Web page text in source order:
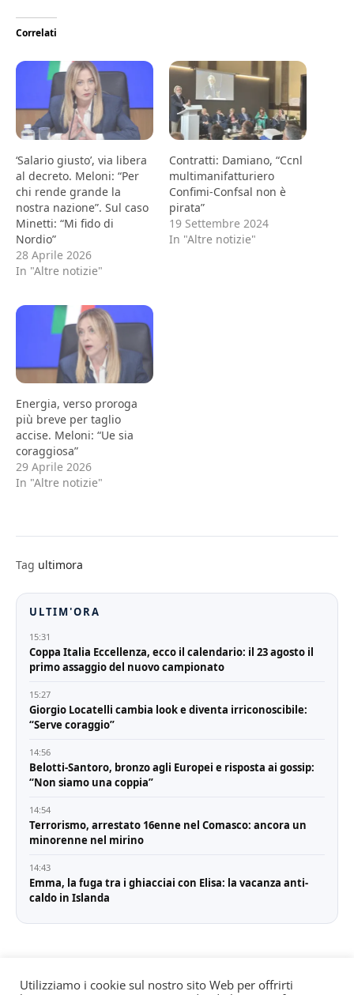
Correlati
‘Salario giusto’, via libera
al decreto. Meloni: “Per
chi rende grande la
nostra nazione”. Sul caso
Minetti: “Mi fido di
Nordio”
28 Aprile 2026
In "Altre notizie"
Contratti: Damiano, “Ccnl
multimanifatturiero
Confimi-Confsal non è
pirata”
19 Settembre 2024
In "Altre notizie"
Energia, verso proroga
più breve per taglio
accise. Meloni: “Ue sia
coraggiosa”
29 Aprile 2026
In "Altre notizie"
Tag ultimora
ULTIM'ORA
15:31
Coppa Italia Eccellenza, ecco il calendario: il 23 agosto il
primo assaggio del nuovo campionato
15:27
Giorgio Locatelli cambia look e diventa irriconoscibile:
“Serve coraggio”
14:56
Belotti-Santoro, bronzo agli Europei e risposta ai gossip:
“Non siamo una coppia”
14:54
Terrorismo, arrestato 16enne nel Comasco: ancora un
minorenne nel mirino
14:43
Emma, la fuga tra i ghiacciai con Elisa: la vacanza anti-
caldo in Islanda
Utilizziamo i cookie sul nostro sito Web per offrirti